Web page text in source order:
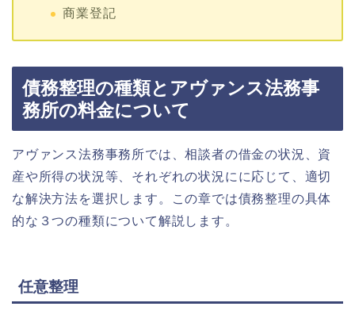
商業登記
債務整理の種類とアヴァンス法務事
務所の料金について
アヴァンス法務事務所では、相談者の借金の状況、資
産や所得の状況等、それぞれの状況にに応じて、適切
な解決方法を選択します。この章では債務整理の具体
的な３つの種類について解説します。
任意整理